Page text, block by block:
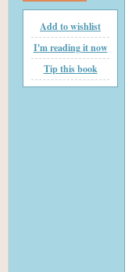
Add to wishlist
I'm reading it now
Tip this book